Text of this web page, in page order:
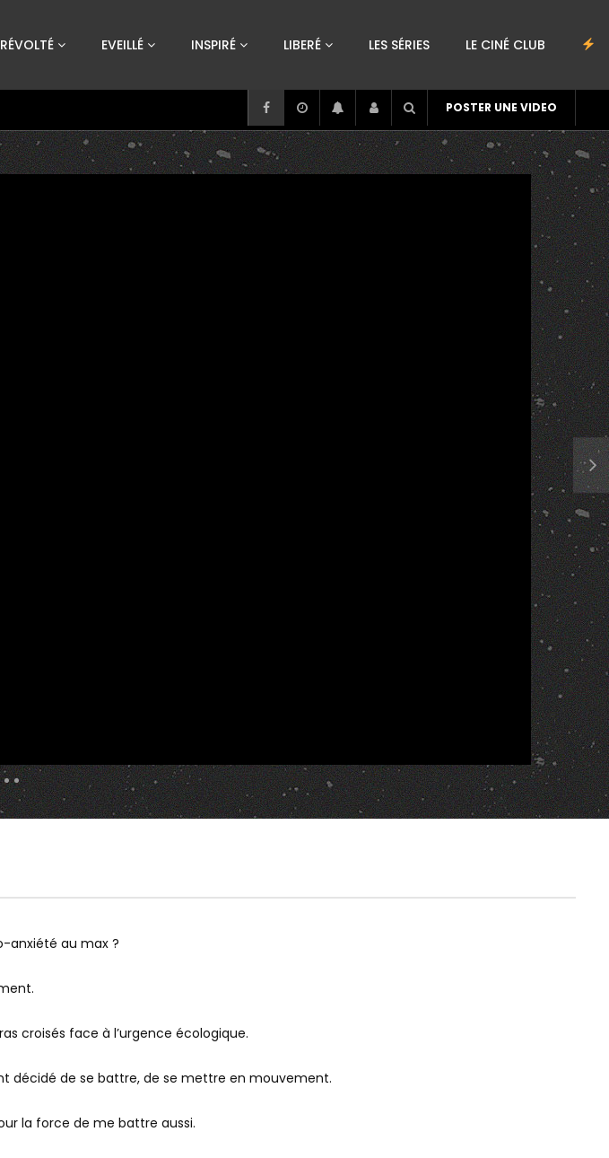
RÉVOLTÉ EVEILLÉ INSPIRÉ LIBERÉ LES SÉRIES LE CINÉ CLUB
POSTER UNE VIDEO
Report More Videos
LOIRE, LE POINT SUR LA
anxiété au max ?
croisés face à l’urgence écologique.
décidé de se battre, de se mettre en mouvement.
la force de me battre aussi.